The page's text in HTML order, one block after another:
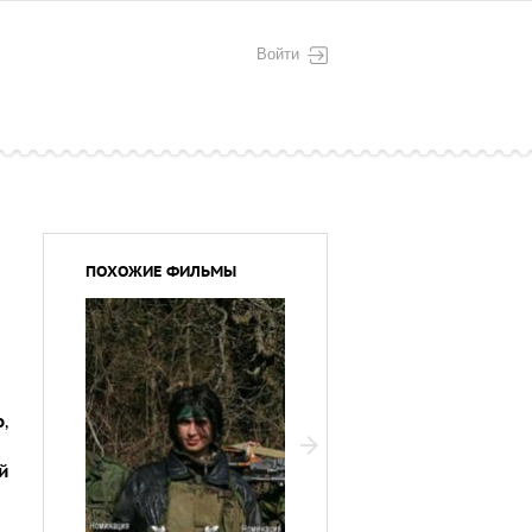
Войти
,
ПОХОЖИЕ ФИЛЬМЫ